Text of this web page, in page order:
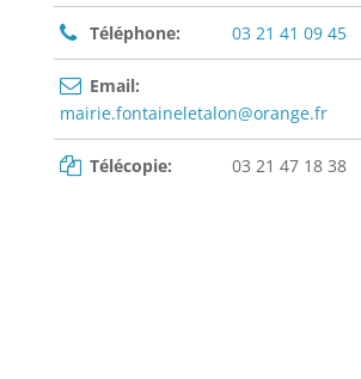
Téléphone: 03 21 41 09 45
Email:
mairie.fontaineletalon@orange.fr
Télécopie: 03 21 47 18 38